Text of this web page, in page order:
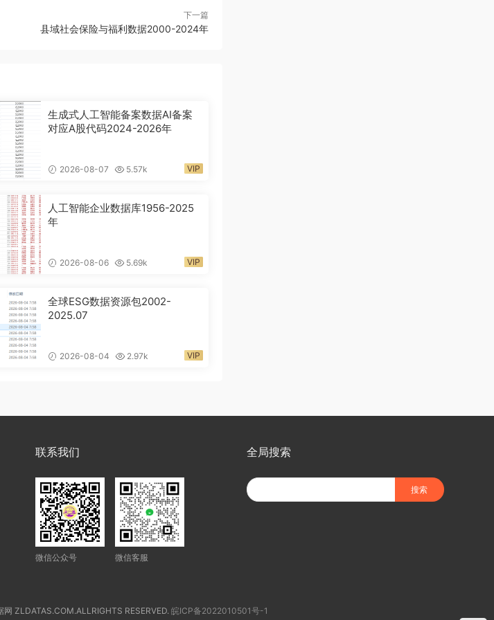
下一篇
县域社会保险与福利数据2000-2024年
生成式人工智能备案数据AI备案
对应A股代码2024-2026年
2026-08-07 5.57k VIP
人工智能企业数据库1956-2025
年
2026-08-06 5.69k VIP
全球ESG数据资源包2002-
2025.07
2026-08-04 2.97k VIP
联系我们
微信公众号 微信客服
全局搜索
ZLDATAS.COM.ALLRIGHTS RESERVED. 皖ICP备2022010501号-1